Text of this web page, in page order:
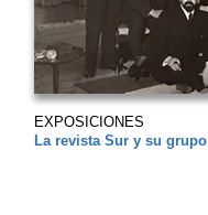
EXPOSICIONES
La revista Sur y su grupo